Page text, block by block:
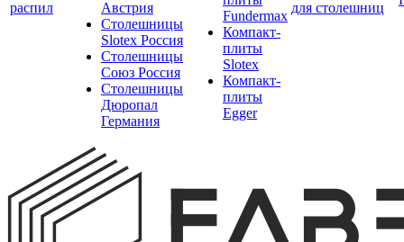
распил
Австрия
Столешницы
Slotex Россия
Столешницы
Союз Россия
Столешницы
Дюропал
Германия
Fundermax
Компакт-
плиты
Slotex
Компакт-
плиты
Egger
для столешниц